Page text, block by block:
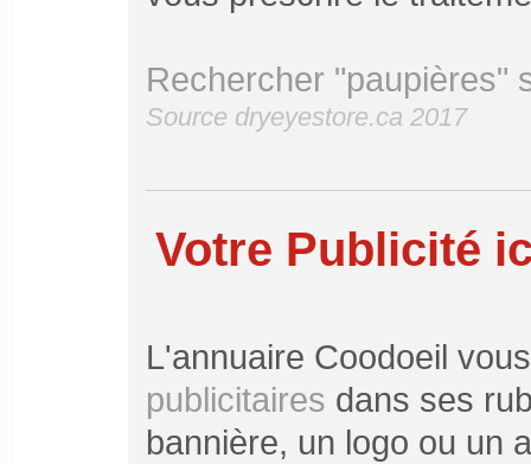
Rechercher "paupières"
Source dryeyestore.ca 2017
Votre Publicité
L'annuaire Coodoeil
publicitaires dans ses
bannière, un logo ou un